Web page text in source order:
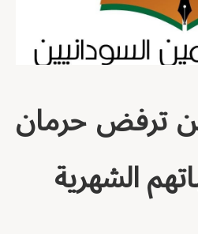
ترفض حرمان
الشهرية